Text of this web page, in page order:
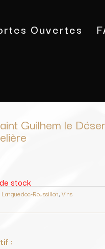
Ouvertes
Guilhem le
stock
Languedoc-Roussillon,Vins
: